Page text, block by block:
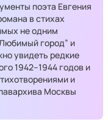
поэта Евгения
в стихах
не одним
город” и
увидеть редкие
1942–1944 годов и
и
Москвы